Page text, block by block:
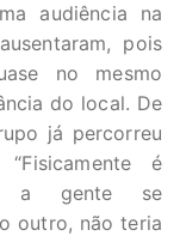
audiência na
pois
no mesmo
do local. De
já percorreu
é
a gente se
outro, não teria